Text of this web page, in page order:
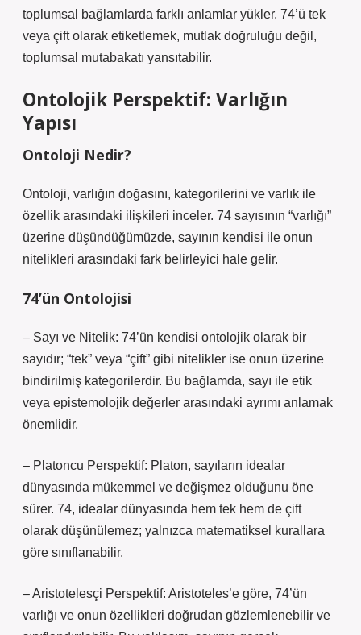
toplumsal bağlamlarda farklı anlamlar yükler. 74’ü tek
veya çift olarak etiketlemek, mutlak doğruluğu değil,
toplumsal mutabakatı yansıtabilir.
Ontolojik Perspektif: Varlığın
Yapısı
Ontoloji Nedir?
Ontoloji, varlığın doğasını, kategorilerini ve varlık ile
özellik arasındaki ilişkileri inceler. 74 sayısının “varlığı”
üzerine düşündüğümüzde, sayının kendisi ile onun
nitelikleri arasındaki fark belirleyici hale gelir.
74’ün Ontolojisi
– Sayı ve Nitelik: 74’ün kendisi ontolojik olarak bir
sayıdır; “tek” veya “çift” gibi nitelikler ise onun üzerine
bindirilmiş kategorilerdir. Bu bağlamda, sayı ile etik
veya epistemolojik değerler arasındaki ayrımı anlamak
önemlidir.
– Platoncu Perspektif: Platon, sayıların idealar
dünyasında mükemmel ve değişmez olduğunu öne
sürer. 74, idealar dünyasında hem tek hem de çift
olarak düşünülemez; yalnızca matematiksel kurallara
göre sınıflanabilir.
– Aristotelesçi Perspektif: Aristoteles’e göre, 74’ün
varlığı ve onun özellikleri doğrudan gözlemlenebilir ve